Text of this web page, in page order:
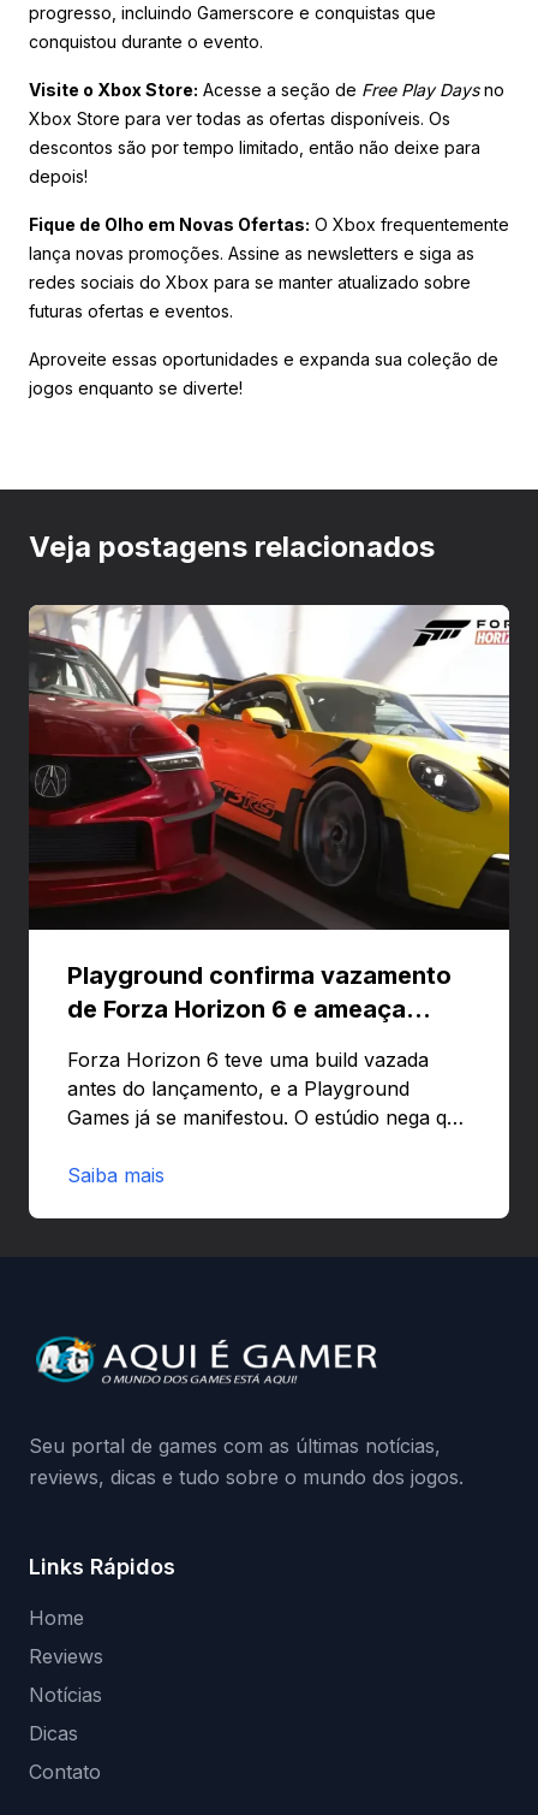
progresso, incluindo Gamerscore e conquistas que
conquistou durante o evento.
Visite o Xbox Store: Acesse a seção de Free Play Daysno
Xbox Store para ver todas as ofertas disponíveis. Os
descontos são por tempo limitado, então não deixe para
depois!
Fique de Olho em Novas Ofertas: O Xbox frequentemente
lança novas promoções. Assine as newsletters e siga as
redes sociais do Xbox para se manter atualizado sobre
futuras ofertas e eventos.
Aproveite essas oportunidades e expanda sua coleção de
jogos enquanto se diverte!
Veja postagens relacionados
Playground confirma vazamento
de Forza Horizon 6 e ameaça
Forza Horizon 6 teve uma build vazada
antes do lançamento, e a Playground
Games já se manifestou. O estúdio nega que
preload e avisa que quem usar versões não
da Playground: negação do preload,
medidas contra acessos não autorizados
Saiba mais
Seu portal de games com as últimas notícias,
reviews, dicas e tudo sobre o mundo dos jogos.
Links Rápidos
Home
Reviews
Notícias
Dicas
Contato